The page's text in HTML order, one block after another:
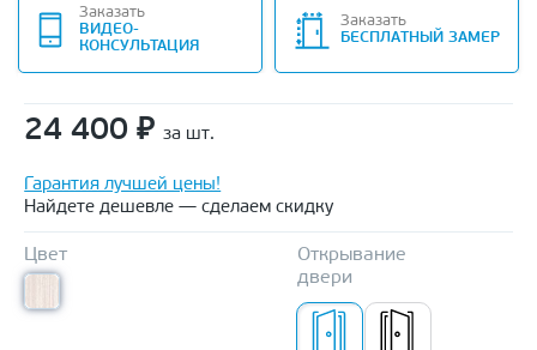
Заказать
ВИДЕО-
КОНСУЛЬТАЦИЯ
Заказать
БЕСПЛАТНЫЙ ЗАМЕР
24 400 ₽ за шт.
Гарантия лучшей цены!
Найдете дешевле — сделаем скидку
Цвет
Открывание
двери